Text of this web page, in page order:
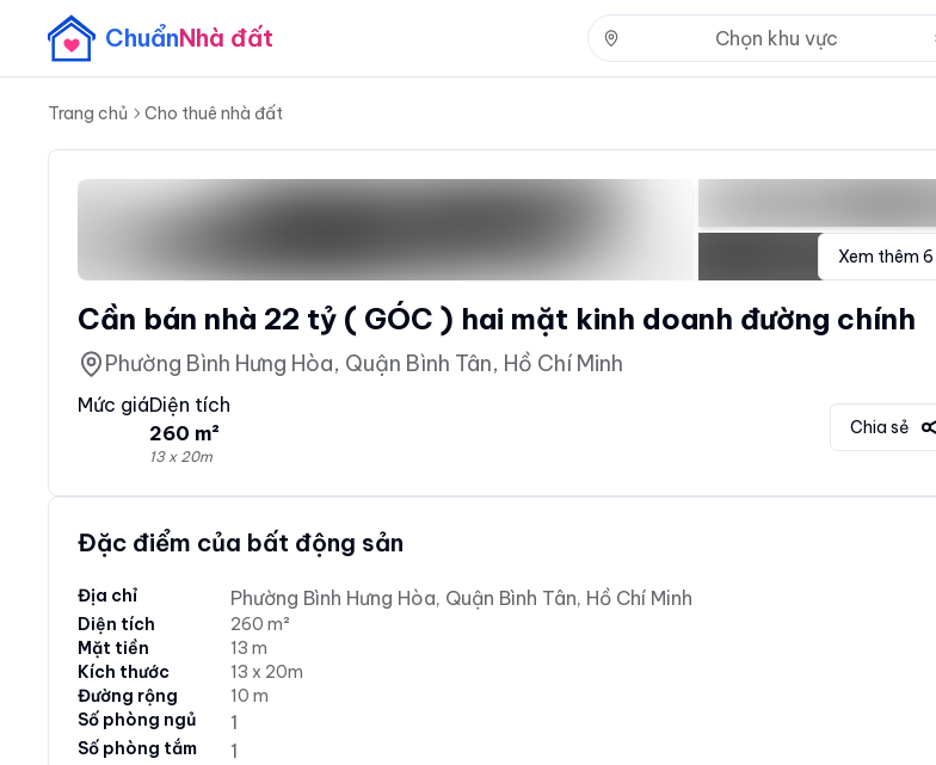
ChuẩnNhà đất Chọn khu vực
Trang chủ Cho thuê nhà đất
Xem thêm 6
Cần bán nhà 22 tỷ ( GÓC ) hai mặt kinh doanh đường chính
Phường Bình Hưng Hòa, Quận Bình Tân, Hồ Chí Minh
Mức giáDiện tích
260 m²
13 x 20m
Chia sẻ
Đặc điểm của bất động sản
Địa chỉ Phường Bình Hưng Hòa, Quận Bình Tân, Hồ Chí Minh
Diện tích
260 m²
Mặt tiền
13 m
Kích thước
13 x 20m
Đường rộng
10 m
Số phòng ngủ
1
Số phòng tắm 1